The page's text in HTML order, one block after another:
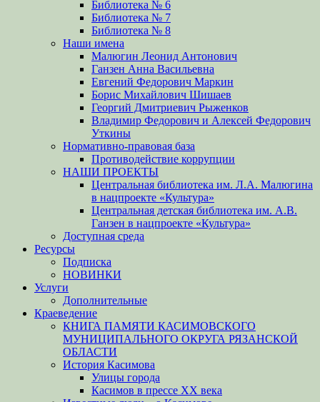
Библиотека № 6
Библиотека № 7
Библиотека № 8
Наши имена
Малюгин Леонид Антонович
Ганзен Анна Васильевна
Евгений Федорович Маркин
Борис Михайлович Шишаев
Георгий Дмитриевич Рыженков
Владимир Федорович и Алексей Федорович
Уткины
Нормативно-правовая база
Противодействие коррупции
НАШИ ПРОЕКТЫ
Центральная библиотека им. Л.А. Малюгина
в нацпроекте «Культура»
Центральная детская библиотека им. А.В.
Ганзен в нацпроекте «Культура»
Доступная среда
Ресурсы
Подписка
НОВИНКИ
Услуги
Дополнительные
Краеведение
КНИГА ПАМЯТИ КАСИМОВСКОГО
МУНИЦИПАЛЬНОГО ОКРУГА РЯЗАНСКОЙ
ОБЛАСТИ
История Касимова
Улицы города
Касимов в прессе XX века